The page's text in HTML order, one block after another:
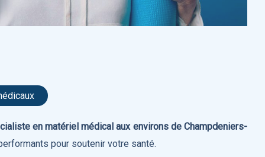
en matériel médical aux environs de Champdeniers-
pour soutenir votre santé.